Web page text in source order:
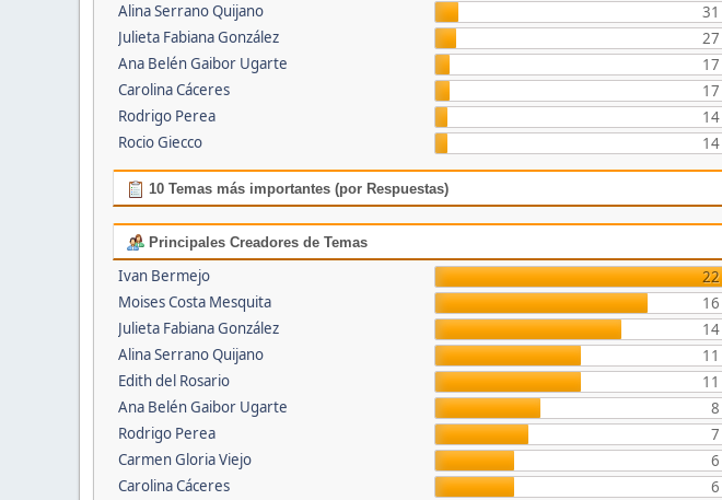
Alina Serrano Quijano
31
Julieta Fabiana González
27
Ana Belén Gaibor Ugarte
17
Carolina Cáceres
17
Rodrigo Perea
14
Rocio Giecco
14
10 Temas más importantes (por Respuestas)
Principales Creadores de Temas
Ivan Bermejo
22
Moises Costa Mesquita
16
Julieta Fabiana González
14
Alina Serrano Quijano
11
Edith del Rosario
11
Ana Belén Gaibor Ugarte
8
Rodrigo Perea
7
Carmen Gloria Viejo
6
Carolina Cáceres
6